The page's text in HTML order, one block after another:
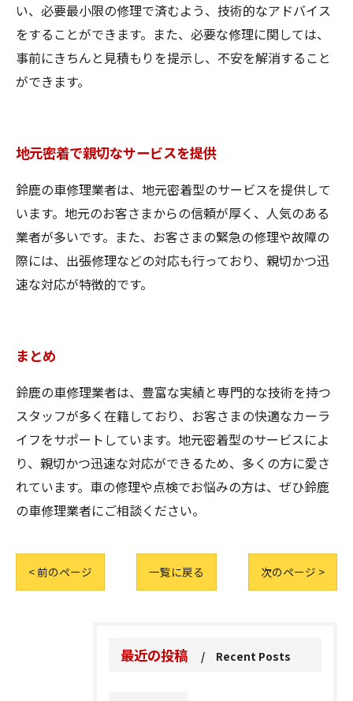
い、必要最小限の修理で済むよう、技術的なアドバイス
をすることができます。また、必要な修理に関しては、
事前にきちんと見積もりを提示し、不安を解消すること
ができます。
地元密着で親切なサービスを提供
鈴鹿の車修理業者は、地元密着型のサービスを提供して
います。地元のお客さまからの信頼が厚く、人気のある
業者が多いです。また、お客さまの緊急の修理や故障の
際には、出張修理などの対応も行っており、親切かつ迅
速な対応が特徴的です。
まとめ
鈴鹿の車修理業者は、豊富な実績と専門的な技術を持つ
スタッフが多く在籍しており、お客さまの快適なカーラ
イフをサポートしています。地元密着型のサービスによ
り、親切かつ迅速な対応ができるため、多くの方に愛さ
れています。車の修理や点検でお悩みの方は、ぜひ鈴鹿
の車修理業者にご相談ください。
< 前のページ 一覧に戻る 次のページ >
最近の投稿 Recent Posts